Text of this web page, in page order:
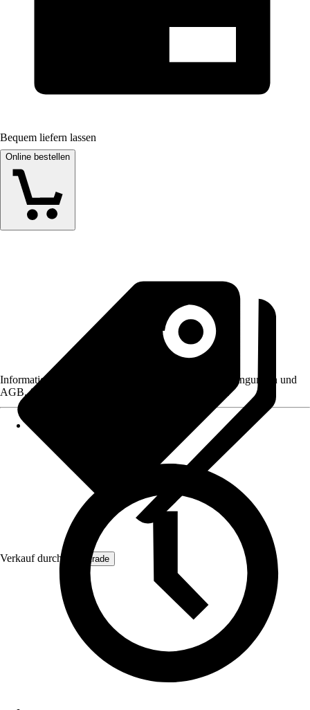
Bequem liefern lassen
Online bestellen
Verkauf durch: Hoortrade
Informationen des Verkäufers, wie z. B. Rückgabebedingungen und
AGB, finden Sie bei Klick auf den Verkäufernamen.